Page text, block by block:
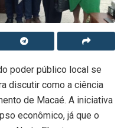
poder público local se
discutir como a ciência
de Macaé. A iniciativa
econômico, já que o